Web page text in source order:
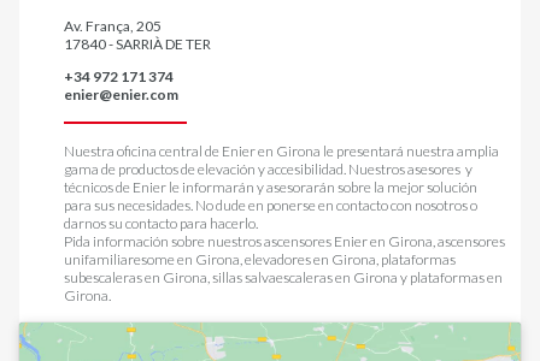
Av. França, 205
17840 - SARRIÀ DE TER
+34 972 171 374
enier@enier.com
Nuestra oficina central de Enier en Girona le presentará nuestra amplia
gama de productos de elevación y accesibilidad. Nuestros asesores y
técnicos de Enier le informarán y asesorarán sobre la mejor solución
para sus necesidades. No dude en ponerse en contacto con nosotros o
darnos su contacto para hacerlo.
Pida información sobre nuestrosascensores Enier en Girona ,ascensores
unifamiliaresome en Girona ,elevadores en Girona plataformas
subescaleras en Girona ,sillas salvaescaleras en Girona y plataformas en
Girona